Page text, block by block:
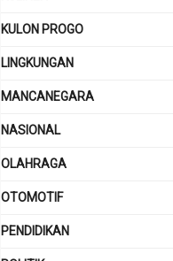
KULON PROGO
LINGKUNGAN
MANCANEGARA
NASIONAL
OLAHRAGA
OTOMOTIF
PENDIDIKAN